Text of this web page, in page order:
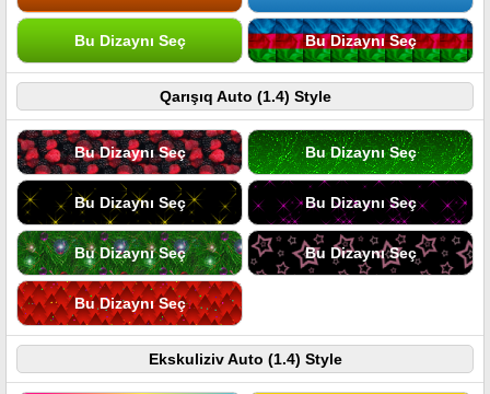
Bu Dizaynı Seç Bu Dizaynı Seç
Qarışıq Auto (1.4) Style
Bu Dizaynı Seç Bu Dizaynı Seç
Bu Dizaynı Seç Bu Dizaynı Seç
Bu Dizaynı Seç Bu Dizaynı Seç
Bu Dizaynı Seç
Ekskuliziv Auto (1.4) Style